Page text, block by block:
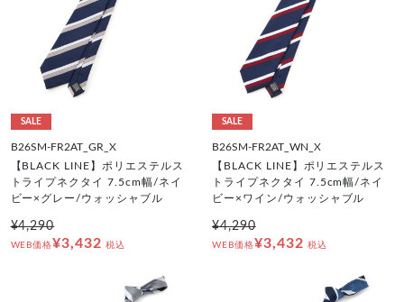
SALE
B26SM-FR2AT_GR_X
【BLACK LINE】ポリエステルス
トライプネクタイ 7.5cm幅/ネイ
ビー×グレー/ウォッシャブル
¥4,290
WEB価格¥3,432 税込
SALE
B26SM-FR2AT_WN_X
【BLACK LINE】ポリエステルス
トライプネクタイ 7.5cm幅/ネイ
ビー×ワイン/ウォッシャブル
¥4,290
WEB価格¥3,432 税込